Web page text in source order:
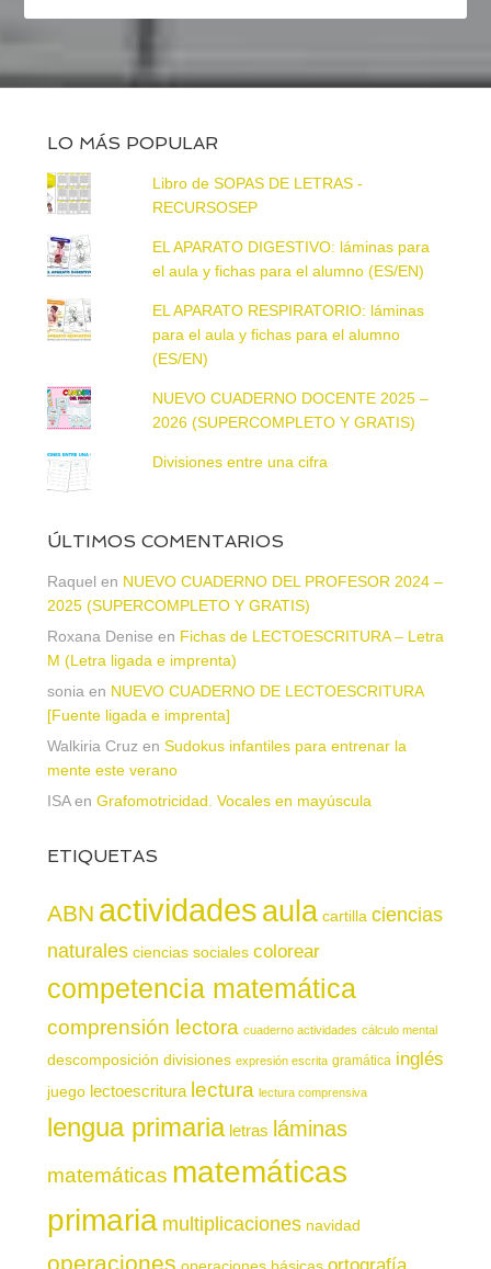
LO MÁS POPULAR
Libro de SOPAS DE LETRAS -
RECURSOSEP
EL APARATO DIGESTIVO: láminas para
el aula y fichas para el alumno (ES/EN)
EL APARATO RESPIRATORIO: láminas
para el aula y fichas para el alumno
(ES/EN)
NUEVO CUADERNO DOCENTE 2025 –
2026 (SUPERCOMPLETO Y GRATIS)
Divisiones entre una cifra
ÚLTIMOS COMENTARIOS
Raquel en NUEVO CUADERNO DEL PROFESOR 2024 –
2025 (SUPERCOMPLETO Y GRATIS)
Roxana Denise en Fichas de LECTOESCRITURA – Letra
M (Letra ligada e imprenta)
sonia en NUEVO CUADERNO DE LECTOESCRITURA
[Fuente ligada e imprenta]
Walkiria Cruz en Sudokus infantiles para entrenar la
mente este verano
ISAen Grafomotricidad. Vocales en mayúscula
ETIQUETAS
ABN actividadesaula cartilla ciencias
naturales ciencias sociales colorear
competencia matemática
comprensión lectora cuaderno actividades cálculo mental
descomposición divisiones expresión escrita gramática inglés
juego lectoescritura lectura lectura comprensiva
lengua primaria letras láminas
matemáticas matemáticas
primaria multiplicaciones navidad
operaciones operaciones básicas